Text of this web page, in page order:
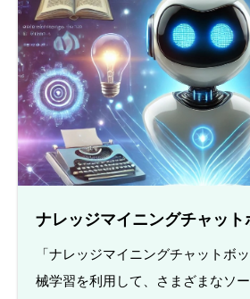
ナレッジマイニングチャット
「ナレッジマイニングチャットボ
械学習を利用して、さまざまなソ